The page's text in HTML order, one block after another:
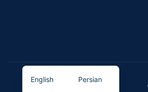
سیستم پرداخت
Persian
English